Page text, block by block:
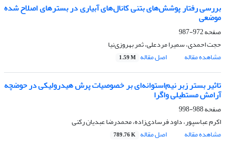
بررسی رفتار پوشش‌های بتنی کانال‌های آبیاری در بسترهای اصلاح شده
موضعی
صفحه972-987
حجت احمدی، سمیرا مردعلی، ثمر بهروزی‌نیا
مشاهده مقاله
اصل مقاله 1.59 M
تاثیر بستر زبر نیم‌استوانه‌ای بر خصوصیات پرش هیدرولیکی در حوضچه
آرامش مستطیلی واگرا
صفحه988-998
اکرم عباسپور، داود فرسادی‌زاده، محمدرضا عبدیان رکنی
مشاهده مقاله
اصل مقاله 789.76 K